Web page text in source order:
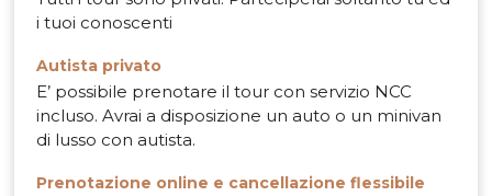
i tuoi conoscenti
Autista privato
E’ possibile prenotare il tour con servizio NCC
incluso. Avrai a disposizione un auto o un minivan
di lusso con autista.
Prenotazione online e cancellazione flessibile